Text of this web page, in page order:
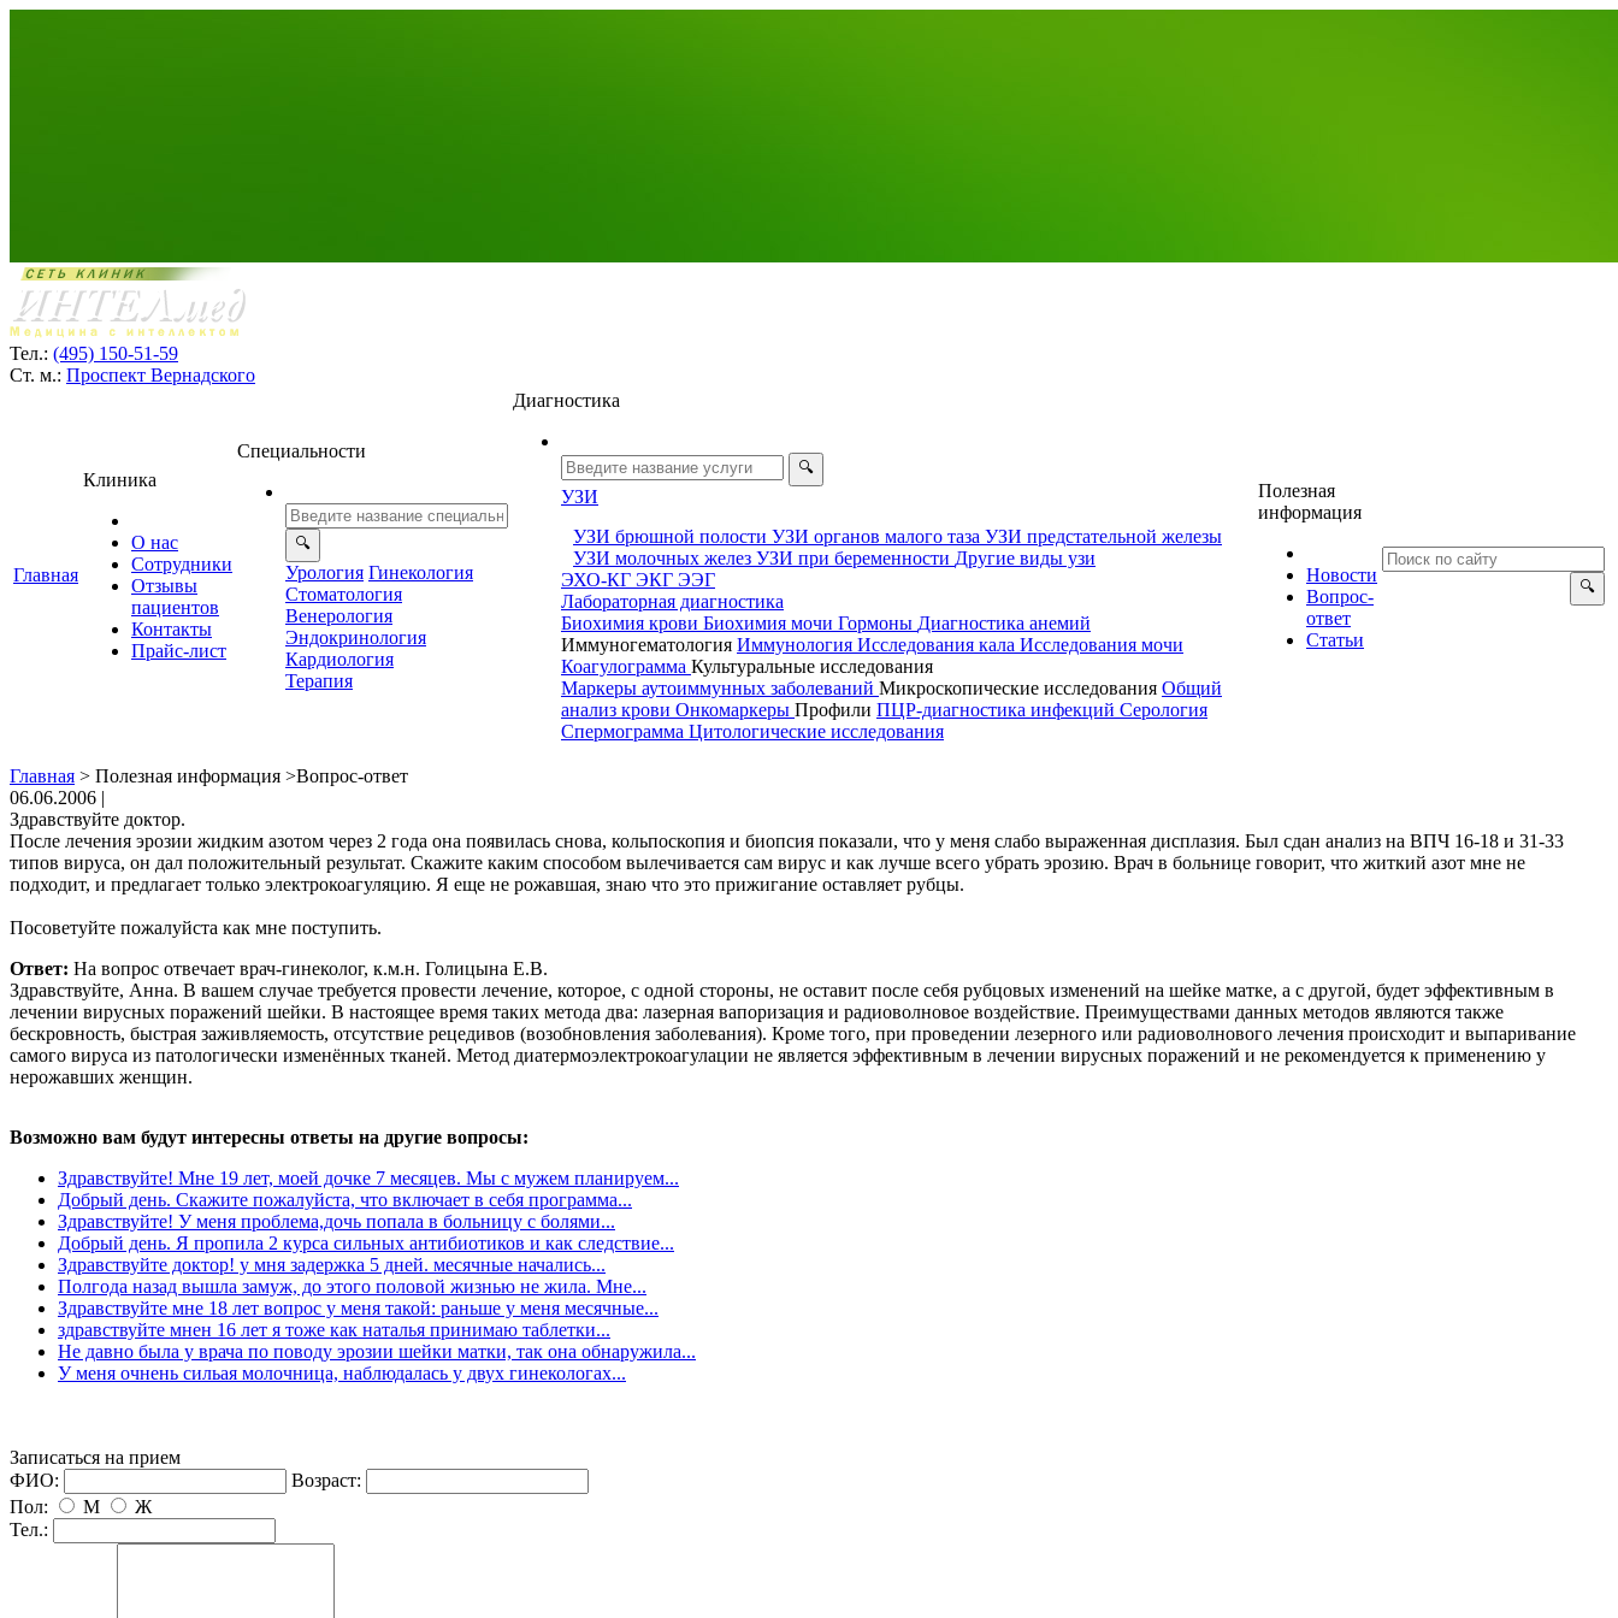
Тел.: (495) 150-51-59
Ст. м.: Проспект Вернадского
Главная
Клиника
О нас
Сотрудники
Отзывы
ациенто
Контакты
Прайс-лист
Специальности
Урология Гинекология
Стоматология
енерология
Эндокринология
Кардиология
Терапия
Диагностика
УЗИ
УЗИ брюшной полости УЗИ органов малого таза УЗИ предстательной железы
УЗИ молочных желез УЗИ при беременности Другие виды узи
ЭХО-КГ ЭКГ ЭЭГ
Лабораторная диагностика
Биохимия крови Биохимия мочи Гормоны Диагностика анемий
Иммуногематология Иммунология Исследования кала Исследования мочи
Коагулограмма Культуральные исследования
Маркеры аутоиммунных заболеваний Микроскопические исследования Общий
анализ крови Онкомаркеры Профили ПЦР-диагностика инфекций Серология
Спермограмма Цитологические исследования
Полезная
информация
Новости
опрос-
ответ
Статьи
Главная > Полезная информация >опрос-ответ
06.06.2006 |
Здравствуйте доктор.
После лечения эрозии жидким азотом через 2 года она появилась снова, кольпоскопия и биопсия показали, что у меня слабо выраженная дисплазия. Был сдан анализ на ВПЧ 16-18 и 31-33
типов вируса, он дал положительный результат. Скажите каким способом вылечивается сам вирус и как лучше всего убрать эрозию. Врач в больнице говорит, что житкий азот мне не
одходит, и предлагает только электрокоагуляцию. Я еще не рожавшая, знаю что это прижигание оставляет рубцы.
Посоветуйте пожалуйста как мне поступить.
Ответ: На вопрос отвечает врач-гинеколог, к.м.н. Голицына Е.В.
Здравствуйте, Анна. В вашем случае требуется провести лечение, которое, с одной стороны, не оставит после себя рубцовых изменений на шейке матке, а с другой, будет эффективным
лечении вирусных поражений шейки. В настоящее время таких метода два: лазерная вапоризация и радиоволновое воздействие. Преимуществами данных методов являются также
ескровность, быстрая заживляемость, отсутствие рецедивов (возобновления заболевания). Кроме того, при проведении лезерного или радиоволнового лечения происходит и выпаривание
самого вируса из патологически изменённых тканей. Метод диатермоэлектрокоагулации не является эффективным в лечении вирусных поражений и не рекомендуется к применению у
нерожавших женщин.
озможно вам будут интересны ответы на другие вопросы:
Здравствуйте! Мне 19 лет, моей дочке 7 месяцев. Мы с мужем планируем...
Добрый день. Скажите пожалуйста, что включает в себя программа...
Здравствуйте! У меня проблема,дочь попала в больницу с болями...
Добрый день. Я пропила 2 курса сильных антибиотиков и как следствие...
Здравствуйте доктор! у мня задержка 5 дней. месячные начались...
Полгода назад вышла замуж, до этого половой жизнью не жила. Мне...
Здравствуйте мне 18 лет вопрос у меня такой: раньше у меня месячные...
здравствуйте мнен 16 лет я тоже как наталья принимаю таблетки...
Не давно была у врача по поводу эрозии шейки матки, так она обнаружила...
У меня очнень сильая молочница, наблюдалась у двух гинекологах...
Записаться на прием
ФИО:
озраст:
Пол:
М
Ж
Тел.: